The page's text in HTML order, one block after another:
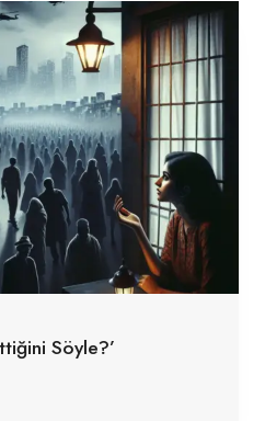
Söyle?’